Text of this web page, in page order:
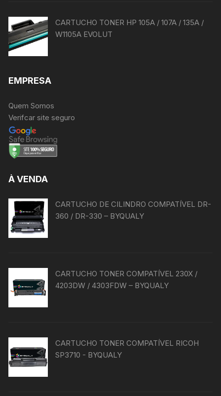
CARTUCHO TONER HP 105A / 107A / 135A /
W1105A EVOLUT
EMPRESA
Quem Somos
Verifcar site seguro
À VENDA
CARTUCHO DE CILINDRO COMPATÍVEL DR-
360 / DR-330 – BYQUALY
CARTUCHO TONER COMPATÍVEL 230X /
4203DW / 4303FDW – BYQUALY
CARTUCHO TONER COMPATÍVEL RICOH
SP3710 - BYQUALY